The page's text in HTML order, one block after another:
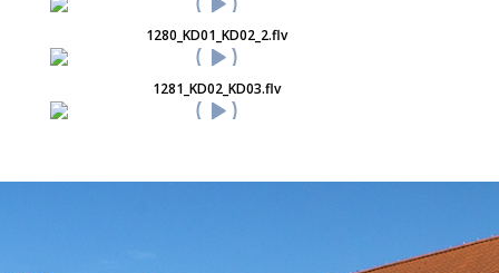
1280_KD01_KD02_2.flv
1281_KD02_KD03.flv